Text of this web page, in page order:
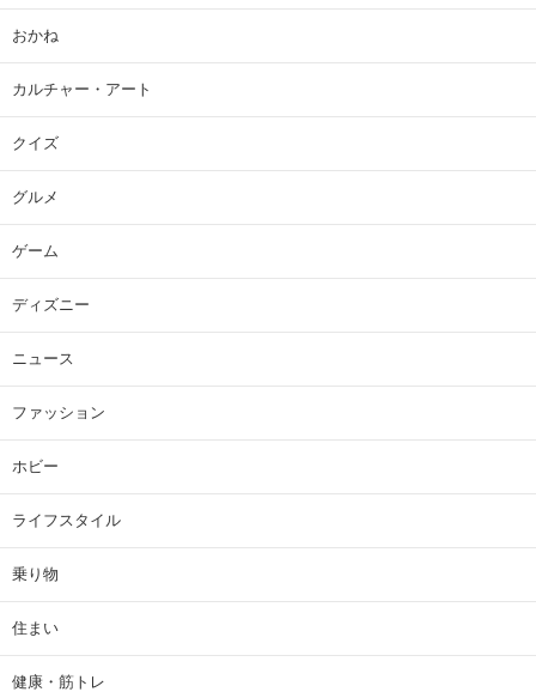
おかね
カルチャー・アート
クイズ
グルメ
ゲーム
ディズニー
ニュース
ファッション
ホビー
ライフスタイル
乗り物
住まい
健康・筋トレ